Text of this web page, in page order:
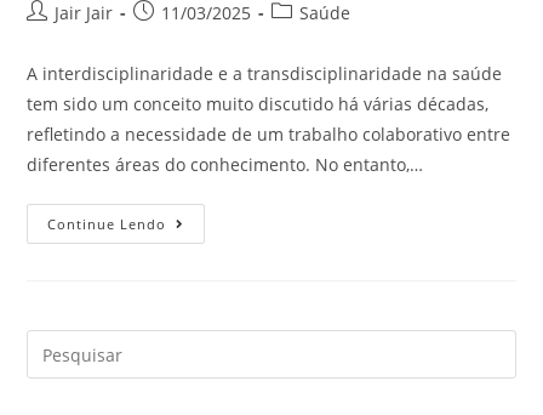
Jair Jair 11/03/2025 Saúde
A interdisciplinaridade e a transdisciplinaridade na saúde
tem sido um conceito muito discutido há várias décadas,
refletindo a necessidade de um trabalho colaborativo entre
diferentes áreas do conhecimento. No entanto,…
Continue Lendo